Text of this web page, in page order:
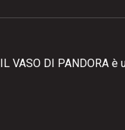
IL VASO DI PANDORA